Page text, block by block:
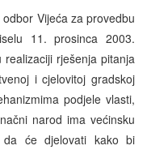
Vijeća za provedbu
11. prosinca 2003.
rješenja pitanja
i cjelovitoj gradskoj
podjele vlasti,
narod ima većinsku
će djelovati kako bi